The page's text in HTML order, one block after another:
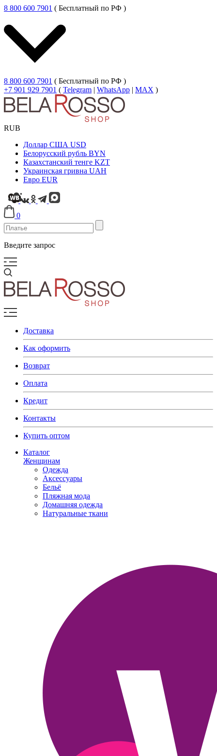
8 800 600 7901 ( Бесплатный по РФ )
8 800 600 7901 ( Бесплатный по РФ )
+7 901 929 7901 ( Telegram | WhatsApp | MAX )
RUB
Доллар США USD
Белорусский рубль BYN
Казахстанский тенге KZT
Украинская гривна UAH
Евро EUR
0
Введите запрос
Доставка
Как оформить
Возврат
Оплата
Кредит
Контакты
Купить оптом
Каталог
Женщинам
Одежда
Аксессуары
Бельё
Пляжная мода
Домашняя одежда
Натуральные ткани